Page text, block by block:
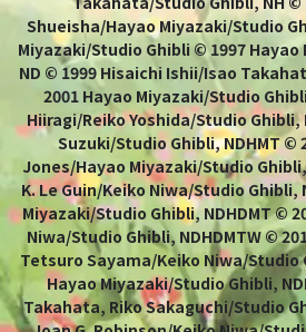
Shueisha/Hayao Miyazaki/Studio
Miyazaki/Studio Ghibli © 1997
ND © 1999 Hisaichi Ishii/Isao
2001 Hayao Miyazaki/Studio
Hiiragi/Reiko Yoshida/Studio Ghibli,
Suzuki/Studio Ghibli, NDHMT ©
Jones/Hayao Miyazaki/Studio
K. Le Guin/Keiko Niwa/Studio Ghibli,
Miyazaki/Studio Ghibli, NDHDMT ©
Niwa/Studio Ghibli, NDHDMTW ©
Tetsuro Sayama/Keiko Niwa/Studio
Hayao Miyazaki/Studio Ghibli,
Takahata, Riko Sakaguchi/Studio